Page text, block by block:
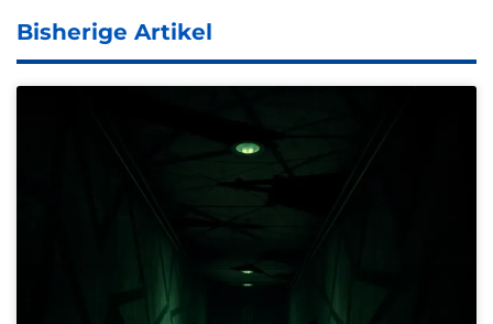
Bisherige Artikel